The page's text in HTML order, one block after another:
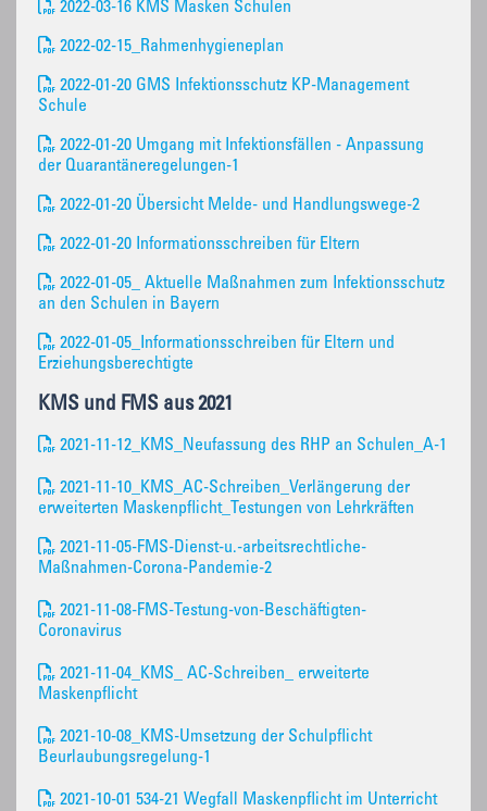
2022-03-16 KMS Masken Schulen
2022-02-15_Rahmenhygieneplan
2022-01-20 GMS Infektionsschutz KP-Management
Schule
2022-01-20 Umgang mit Infektionsfällen - Anpassung
der Quarantäneregelungen-1
2022-01-20 Übersicht Melde- und Handlungswege-2
2022-01-20 Informationsschreiben für Eltern
2022-01-05_ Aktuelle Maßnahmen zum Infektionsschutz
an den Schulen in Bayern
2022-01-05_Informationsschreiben für Eltern und
Erziehungsberechtigte
KMS und FMS aus 2021
2021-11-12_KMS_Neufassung des RHP an Schulen_A-1
2021-11-10_KMS_AC-Schreiben_Verlängerung der
erweiterten Maskenpflicht_Testungen von Lehrkräften
2021-11-05-FMS-Dienst-u.-arbeitsrechtliche-
Maßnahmen-Corona-Pandemie-2
2021-11-08-FMS-Testung-von-Beschäftigten-
Coronavirus
2021-11-04_KMS_ AC-Schreiben_ erweiterte
Maskenpflicht
2021-10-08_KMS-Umsetzung der Schulpflicht
Beurlaubungsregelung-1
2021-10-01 534-21 Wegfall Maskenpflicht im Unterricht